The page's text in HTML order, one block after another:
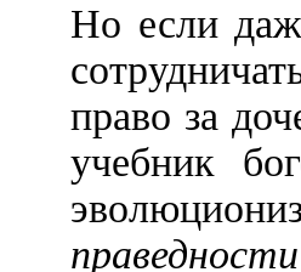
Но если
право за
учебник